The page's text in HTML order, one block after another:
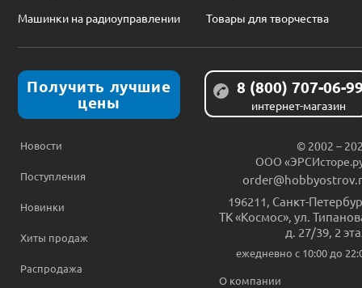
Машинки на радиоуправлении
Товары для творчества
Получить лучшие
цены
8 (800) 707-06-
интернет-магазин
Новости
Поступления
Новинки
Хиты продаж
Распродажа
© 2002 –
ООО
196211 Санкт-
ТК «Космос», ул.
д. 27/39, 2
ежедневно c 10:00 до
О компании